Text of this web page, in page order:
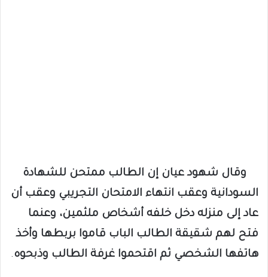
وقال شهود عيان إن الطالب ممتحن للشهادة
السودانية وعقب انتهاء الامتحان التجريبي وعقب أن
عاد إلى منزله دخل خلفه أشخاص ملثمين، وعنما
فتح لهم شقيقة الطالب الباب قاموا بربطها وأخذ
هاتفها الشخصي ثم اقتحموا غرفة الطالب وذبحوه.